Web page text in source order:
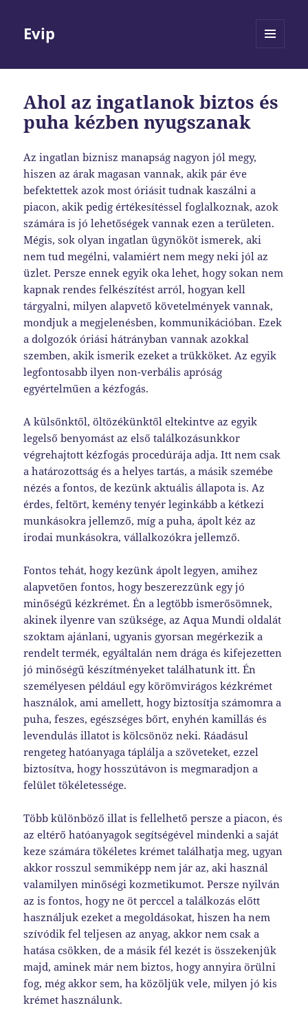
Evip
Ahol az ingatlanok biztos és
puha kézben nyugszanak
Az ingatlan biznisz manapság nagyon jól megy,
hiszen az árak magasan vannak, akik pár éve
befektettek azok most óriásit tudnak kaszálni a
piacon, akik pedig értékesítéssel foglalkoznak, azok
számára is jó lehetőségek vannak ezen a területen.
Mégis, sok olyan ingatlan ügynököt ismerek, aki
nem tud megélni, valamiért nem megy neki jól az
üzlet. Persze ennek egyik oka lehet, hogy sokan nem
kapnak rendes felkészítést arról, hogyan kell
tárgyalni, milyen alapvető követelmények vannak,
mondjuk a megjelenésben, kommunikációban. Ezek
a dolgozók óriási hátrányban vannak azokkal
szemben, akik ismerik ezeket a trükköket. Az egyik
legfontosabb ilyen non-verbális apróság
egyértelműen a kézfogás.
A külsőnktől, öltözékünktől eltekintve az egyik
legelső benyomást az első találkozásunkkor
végrehajtott kézfogás procedúrája adja. Itt nem csak
a határozottság és a helyes tartás, a másik szemébe
nézés a fontos, de kezünk aktuális állapota is. Az
érdes, feltört, kemény tenyér leginkább a kétkezi
munkásokra jellemző, míg a puha, ápolt kéz az
irodai munkásokra, vállalkozókra jellemző.
Fontos tehát, hogy kezünk ápolt legyen, amihez
alapvetően fontos, hogy beszerezzünk egy jó
minőségű kézkrémet. Én a legtöbb ismerősömnek,
akinek ilyenre van szüksége, az Aqua Mundi oldalát
szoktam ajánlani, ugyanis gyorsan megérkezik a
rendelt termék, egyáltalán nem drága és kifejezetten
jó minőségű készítményeket találhatunk itt. Én
személyesen például egy körömvirágos kézkrémet
használok, ami amellett, hogy biztosítja számomra a
puha, feszes, egészséges bőrt, enyhén kamillás és
levendulás illatot is kölcsönöz neki. Ráadásul
rengeteg hatóanyaga táplálja a szöveteket, ezzel
biztosítva, hogy hosszútávon is megmaradjon a
felület tökéletessége.
Több különböző illat is fellelhető persze a piacon, és
az eltérő hatóanyagok segítségével mindenki a saját
keze számára tökéletes krémet találhatja meg, ugyan
akkor rosszul semmiképp nem jár az, aki használ
valamilyen minőségi kozmetikumot. Persze nyilván
az is fontos, hogy ne öt perccel a találkozás előtt
használjuk ezeket a megoldásokat, hiszen ha nem
szívódik fel teljesen az anyag, akkor nem csak a
hatása csökken, de a másik fél kezét is összekenjük
majd, aminek már nem biztos, hogy annyira örülni
fog, még akkor sem, ha közöljük vele, milyen jó kis
krémet használunk.